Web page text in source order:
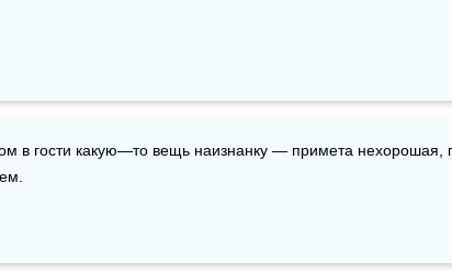
в гости какую—то вещь наизнанку — примета нехорошая,